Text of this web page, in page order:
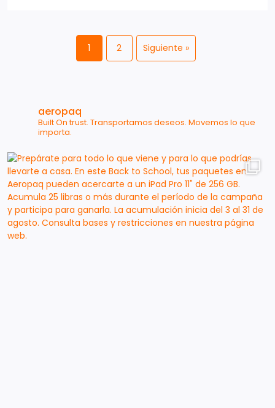
1 2 Siguiente »
aeropaq
Built On trust. Transportamos deseos. Movemos lo que
importa.